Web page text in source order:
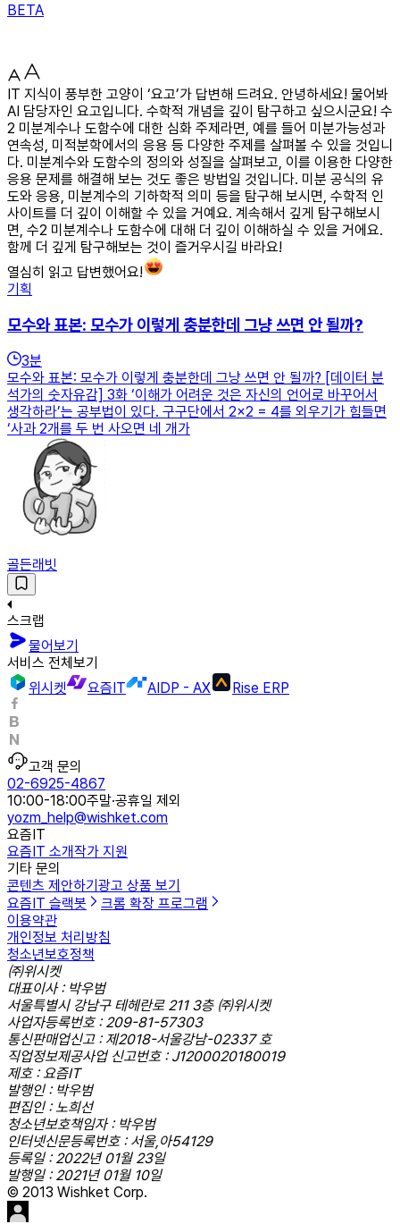
BETA
IT 지식이 풍부한 고양이 ‘요고’가 답변해 드려요. 안녕하세요! 물어봐
AI 담당자인 요고입니다. 수학적 개념을 깊이 탐구하고 싶으시군요! 수
2 미분계수나 도함수에 대한 심화 주제라면, 예를 들어 미분가능성과
연속성, 미적분학에서의 응용 등 다양한 주제를 살펴볼 수 있을 것입니
다. 미분계수와 도함수의 정의와 성질을 살펴보고, 이를 이용한 다양한
응용 문제를 해결해 보는 것도 좋은 방법일 것입니다. 미분 공식의 유
도와 응용, 미분계수의 기하학적 의미 등을 탐구해 보시면, 수학적 인
사이트를 더 깊이 이해할 수 있을 거예요. 계속해서 깊게 탐구해보시
면, 수2 미분계수나 도함수에 대해 더 깊이 이해하실 수 있을 거에요.
함께 더 깊게 탐구해보는 것이 즐거우시길 바라요!
열심히 읽고 답변했어요!
기획
모수와 표본: 모수가 이렇게 충분한데 그냥 쓰면 안 될까?
3분
모수와 표본: 모수가 이렇게 충분한데 그냥 쓰면 안 될까? [데이터 분
석가의 숫자유감] 3화 ‘이해가 어려운 것은 자신의 언어로 바꾸어서
생각하라’는 공부법이 있다. 구구단에서 2×2 = 4를 외우기가 힘들면
‘사과 2개를 두 번 사오면 네 개가
골든래빗
스크랩
물어보기
서비스 전체보기
위시켓
요즘IT AIDP - AX Rise ERP
고객 문의
02-6925-4867
10:00-18:00주말·공휴일 제외
yozm_help@wishket.com
요즘IT
요즘IT 소개작가 지원
기타 문의
콘텐츠 제안하기 광고 상품 보기
요즘IT 슬랙봇
크롬 확장 프로그램
이용약관
개인정보 처리방침
청소년보호정책
㈜위시켓
대표이사 : 박우범
서울특별시 강남구 테헤란로 211 3층 ㈜위시켓
사업자등록번호 : 209-81-57303
통신판매업신고 : 제2018-서울강남-02337 호
직업정보제공사업 신고번호 : J1200020180019
제호 : 요즘IT
발행인 : 박우범
편집인 : 노희선
청소년보호책임자 : 박우범
인터넷신문등록번호 : 서울,아54129
등록일 : 2022년 01월 23일
발행일 : 2021년 01월 10일
© 2013 Wishket Corp.